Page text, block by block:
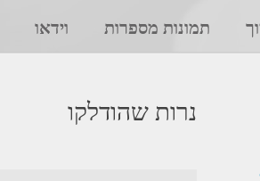
תמונות מספרות וידאו
נרות שהודלקו